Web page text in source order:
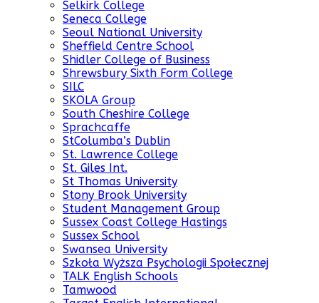
Selkirk College
Seneca College
Seoul National University
Sheffield Centre School
Shidler College of Business
Shrewsbury Sixth Form College
SILC
SKOLA Group
South Cheshire College
Sprachcaffe
StColumba’s Dublin
St. Lawrence College
St. Giles Int.
St Thomas University
Stony Brook University
Student Management Group
Sussex Coast College Hastings
Sussex School
Swansea University
Szkoła Wyższa Psychologii Społecznej
TALK English Schools
Tamwood